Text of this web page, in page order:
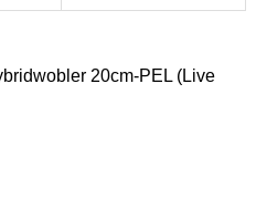
20cm-PEL (Live